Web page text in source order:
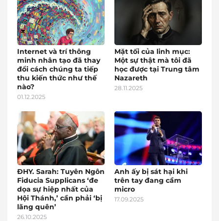
Internet và trí thông
minh nhân tạo đã thay
đổi cách chúng ta tiếp
thu kiến thức như thế
nào?
01.12.2025
Mặt tối của linh mục:
Một sự thật mà tôi đã
học được tại Trung tâm
Nazareth
28.11.2025
ĐHY. Sarah: Tuyên Ngôn
Fiducia Supplicans ‘đe
dọa sự hiệp nhất của
Hội Thánh,’ cần phải ‘bị
lãng quên’
26.10.2025
Anh ấy bị sát hại khi
trên tay đang cầm
micro
17.09.2025